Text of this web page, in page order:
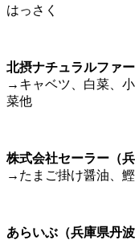
はっさく
北摂ナチュラルファ
→キャベツ、白菜、
菜他
株式会社セーラー（
→たまご掛け醤油、
あらいぶ（兵庫県丹波